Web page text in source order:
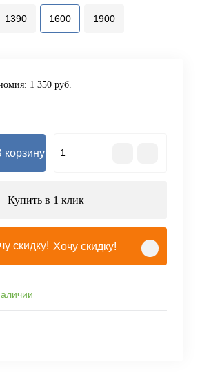
1390 1600 1900
1 350 руб.
корзину
Купить в 1 клик
Хочу скидку!